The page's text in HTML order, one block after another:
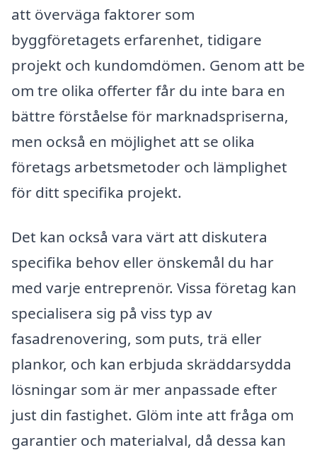
att överväga faktorer som
byggföretagets erfarenhet, tidigare
projekt och kundomdömen. Genom att be
om tre olika offerter får du inte bara en
bättre förståelse för marknadspriserna,
men också en möjlighet att se olika
företags arbetsmetoder och lämplighet
för ditt specifika projekt.
Det kan också vara värt att diskutera
specifika behov eller önskemål du har
med varje entreprenör. Vissa företag kan
specialisera sig på viss typ av
fasadrenovering, som puts, trä eller
plankor, och kan erbjuda skräddarsydda
lösningar som är mer anpassade efter
just din fastighet. Glöm inte att fråga om
garantier och materialval, då dessa kan